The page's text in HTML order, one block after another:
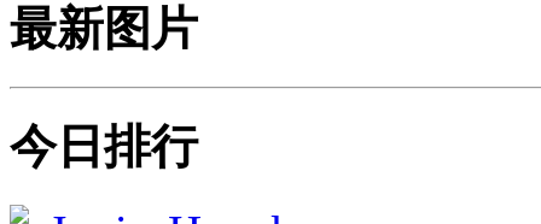
最新图片
今日排行